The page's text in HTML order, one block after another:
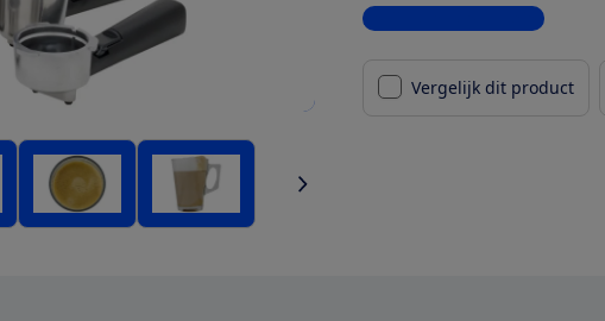
Bekijk alle specificaties
Vergelijk dit product